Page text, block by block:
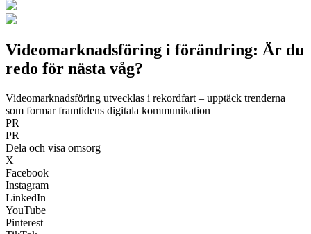
Videomarknadsföring i förändring: Är du
redo för nästa våg?
Videomarknadsföring utvecklas i rekordfart – upptäck trenderna
som formar framtidens digitala kommunikation
PR
PR
Dela och visa omsorg
X
Facebook
Instagram
LinkedIn
YouTube
Pinterest